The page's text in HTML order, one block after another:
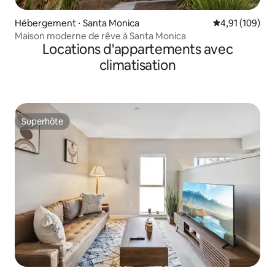
Hébergement ⋅ Santa Monica Évaluation
4,91 (109)
Maison moderne de rêve à Santa Monica
Locations d'appartements avec
climatisation
Superhôte
Superhôte